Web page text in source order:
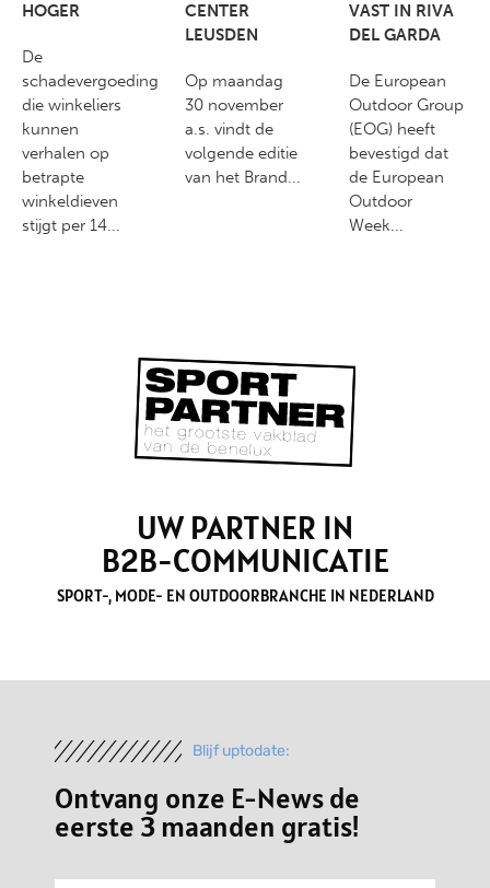
HOGER
De
schadevergoeding
die winkeliers
kunnen
verhalen op
betrapte
winkeldieven
stijgt per 14...
CENTER
LEUSDEN
Op maandag
30 november
a.s. vindt de
volgende editie
van het Brand...
VAST IN RIVA
DEL GARDA
De European
Outdoor Group
(EOG) heeft
bevestigd dat
de European
Outdoor
Week...
UW PARTNER IN
B2B-COMMUNICATIE
SPORT-, MODE- EN OUTDOORBRANCHE IN NEDERLAND
Blijf uptodate:
Ontvang onze E-News de
eerste 3 maanden gratis!